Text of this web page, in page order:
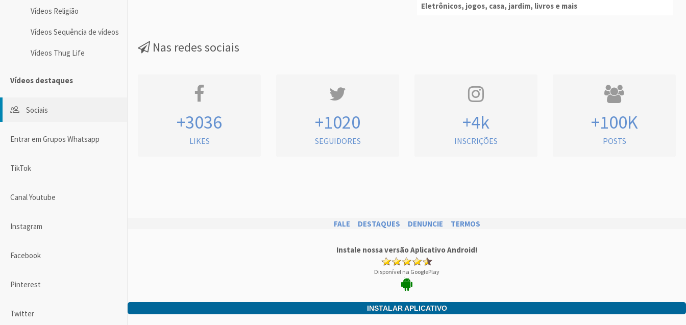
Vídeos Religião
Vídeos Sequência de vídeos
Vídeos Thug Life
Vídeos destaques
Sociais
Entrar em Grupos Whatsapp
TikTok
Canal Youtube
Instagram
Facebook
Pinterest
Twitter
Eletrônicos, jogos, casa, jardim, livros e mais
Nas redes sociais
+3036
LIKES
+1020
SEGUIDORES
+4k
INSCRIÇÕES
+100K
POSTS
FALE DESTAQUES DENUNCIE TERMOS
Instale nossa versão Aplicativo Android!
Disponível na GooglePlay
INSTALAR APLICATIVO